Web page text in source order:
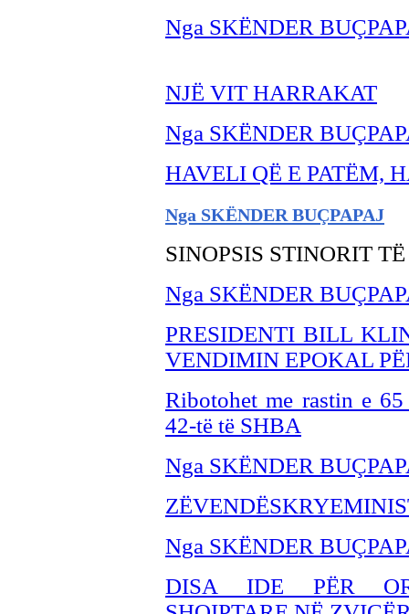
Nga SKËNDER
NJË VIT HARRAKAT
Nga SKËNDER BU
HAVELI QË E PATËM,
Nga SKËNDER BUÇPAPAJ
SINOPSIS STINORIT
Nga SKËNDER
PRESIDENTI BILL
VENDIMIN EPOKAL
Ribotohet me rastin e
42-të të SHBA
Nga SKËNDER
Nga SKËNDER BU
DISA IDE PËR